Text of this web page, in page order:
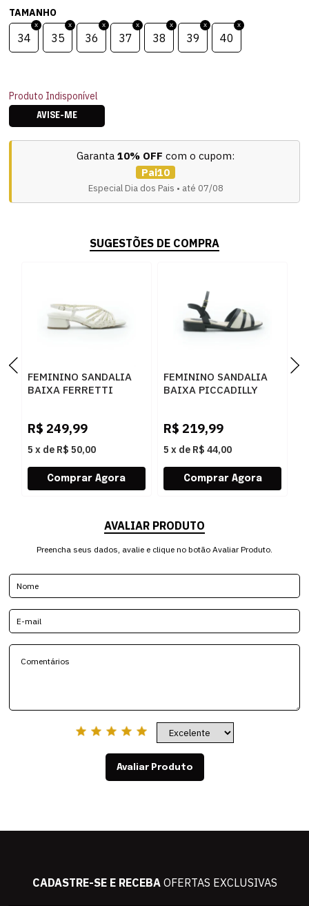
TAMANHO
34 35 36 37 38 39 40
Produto Indisponível
AVISE-ME
Garanta 10% OFF com o cupom:
Pai10
Especial Dia dos Pais • até 07/08
SUGESTÕES DE COMPRA
FEMININO SANDALIA
BAIXA FERRETTI
R$ 249,99
5 x de R$ 50,00
FEMININO SANDALIA
BAIXA PICCADILLY
R$ 219,99
5 x de R$ 44,00
AVALIAR PRODUTO
Preencha seus dados, avalie e clique no botão Avaliar Produto.
Avaliar Produto
CADASTRE-SE E RECEBAOFERTAS EXCLUSIVAS